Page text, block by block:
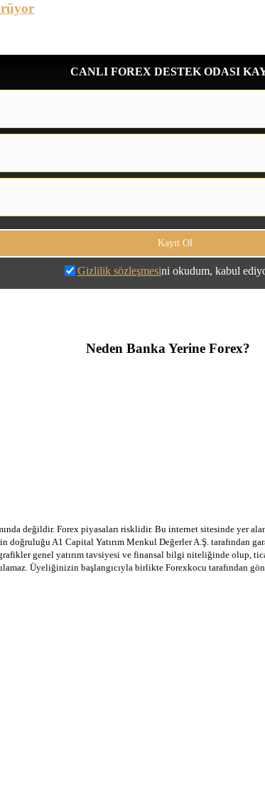
CANLI FOREX DESTEK ODASI
Gizlilik sözleşmesini okudum, kabul
Neden Banka Yerine Forex?
değildir. Forex piyasaları risklidir. Bu internet sitesinde yer
A1 Capital Yatırım Menkul Değerler A.Ş. tarafından
genel yatırım tavsiyesi ve finansal bilgi niteliğinde olup,
Üyeliğinizin başlangıcıyla birlikte Forexkocu tarafından